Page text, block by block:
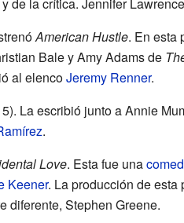
American Hustle. En esta
Bale y Amy Adams de
al elencoJeremy Renner.
La escribió junto a Annie
.
Love. Esta fue una
Keener. La producción de
diferente, Stephen Greene.